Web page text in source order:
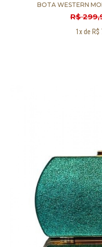
BOTA WESTERN
R$
1x de R$